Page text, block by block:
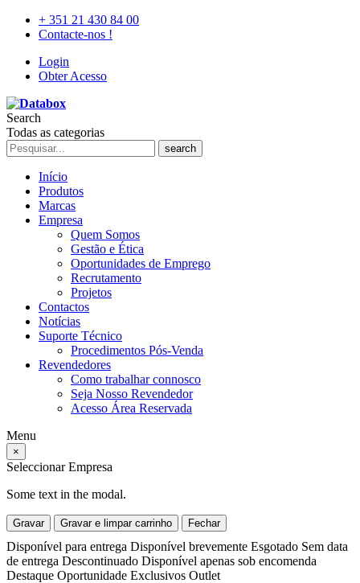
+ 351 21 430 84 00
Contacte-nos !
Login
Obter Acesso
Search
Todas as categorias
search
Início
Produtos
Marcas
Empresa
Quem Somos
Gestão e Ética
Oportunidades de Emprego
Recrutamento
Projetos
Contactos
Notícias
Suporte Técnico
Procedimentos Pós-Venda
Revendedores
Como trabalhar connosco
Seja Nosso Revendedor
Acesso Área Reservada
Menu
×
Seleccionar Empresa
Some text in the modal.
Gravar Gravar e limpar carrinho Fechar
Disponível para entrega Disponível brevemente Esgotado Sem data
de entrega Descontinuado Disponível apenas sob encomenda
Destaque Oportunidade Exclusivos Outlet